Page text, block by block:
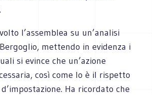
l’assemblea su un’analisi
mettendo in evidenza i
si evince che un’azione
così come lo è il rispetto
Ha ricordato che